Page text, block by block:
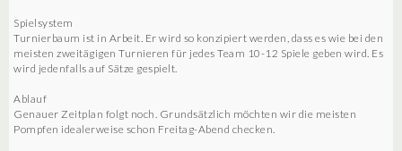
Spielsystem
Turnierbaum ist in Arbeit. Er wird so konzipiert werden, dass es wie bei den
meisten zweitägigen Turnieren für jedes Team 10-12 Spiele geben wird. Es
wird jedenfalls auf Sätze gespielt.
Ablauf
Genauer Zeitplan folgt noch. Grundsätzlich möchten wir die meisten
Pompfen idealerweise schon Freitag-Abend checken.